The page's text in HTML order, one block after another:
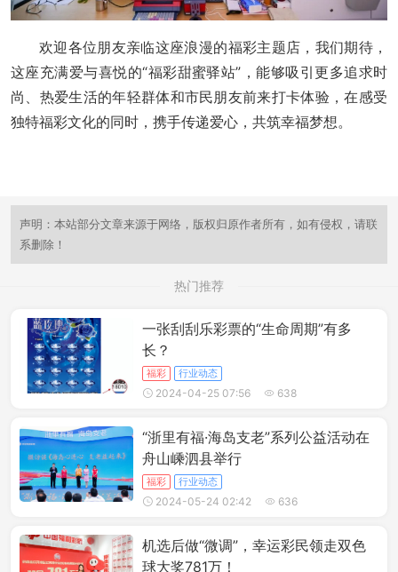
欢迎各位朋友亲临这座浪漫的福彩主题店，我们期待，
这座充满爱与喜悦的“福彩甜蜜驿站”，能够吸引更多追求时
尚、热爱生活的年轻群体和市民朋友前来打卡体验，在感受
独特福彩文化的同时，携手传递爱心，共筑幸福梦想。
声明：本站部分文章来源于网络，版权归原作者所有，如有侵权，请联
系删除！
热门推荐
一张刮刮乐彩票的“生命周期”有多
长？
福彩 行业动态
2024-04-25 07:56 638
“浙里有福·海岛支老”系列公益活动在
舟山嵊泗县举行
福彩 行业动态
2024-05-24 02:42 636
机选后做“微调”，幸运彩民领走双色
球大奖781万！